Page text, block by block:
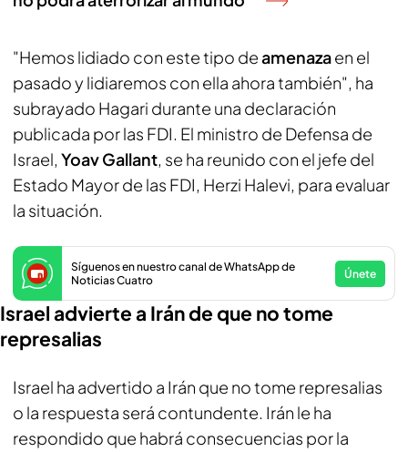
"Hemos lidiado con este tipo deamenazaen el
pasado y lidiaremos con ella ahora también", ha
subrayado Hagari durante una declaración
publicada por las FDI. El ministro de Defensa de
Israel, Yoav Gallant, se ha reunido con el jefe del
Estado Mayor de las FDI, Herzi Halevi, para evaluar
la situación.
Síguenos en nuestro canal de WhatsApp de
Noticias Cuatro
Únete
Israel advierte a Irán de que no tome
represalias
Israel ha advertido a Irán que no tome represalias
o la respuesta será contundente. Irán le ha
respondido que habrá consecuencias por la